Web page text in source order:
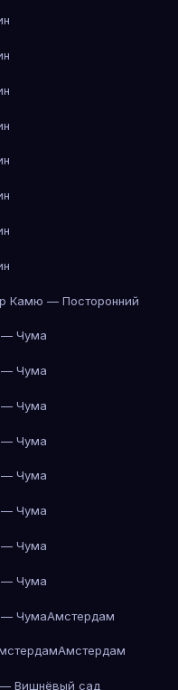
Камю — Посторонний
Чума
Чума
Чума
Чума
Чума
Чума
Чума
Чума
ЧумаАмстердам
Амстердам
Вишнёвый сад